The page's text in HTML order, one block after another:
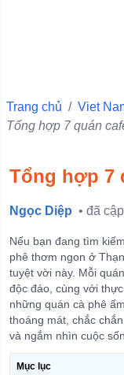
Quận Ba Đình
Quận 11
Quận 4
Quận 3
Quận Hà Đông
Quận Đống Đa
Quận Hai Bà
Quận Hoàn
Trang chủ / Viet
Tổng hợp 7 quán
Tổng hợp 7
Ngọc Diệp • đã
Nếu bạn đang tìm
phê thơm ngon ở
tuyệt vời này. Mỗi
độc đáo, cùng với
những quán cà phê
thoáng mát, chắc
và ngắm nhìn cuộc
Mục lục